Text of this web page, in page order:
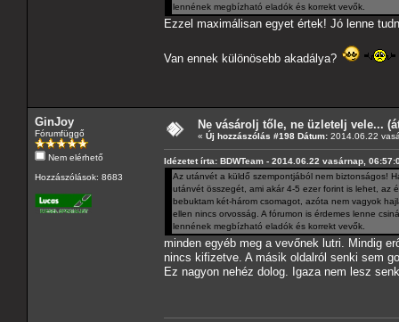
lennének megbízható eladók és korrekt vevők.
Ezzel maximálisan egyet értek! Jó lenne
Van ennek különösebb akadálya?
GinJoy
Fórumfüggő
Nem elérhető
Hozzászólások: 8683
Ne vásárolj tőle, ne üzletelj vele...
« Új hozzászólás #198 Dátum: 2014.06.22
Idézetet írta: BDWTeam - 2014.06.22 vasárnap,
Az utánvét a küldő szempontjából nem biztonságos!
utánvét összegét, ami akár 4-5 ezer forint is lehet, az
bebuktam két-három csomagot, azóta nem vagyok
ellen nincs orvosság. A fórumon is érdemes lenne
lennének megbízható eladók és korrekt vevők.
minden egyéb meg a vevőnek lutri. Mindig
nincs kifizetve. A másik oldalról senki sem
Ez nagyon nehéz dolog. Igaza nem lesz